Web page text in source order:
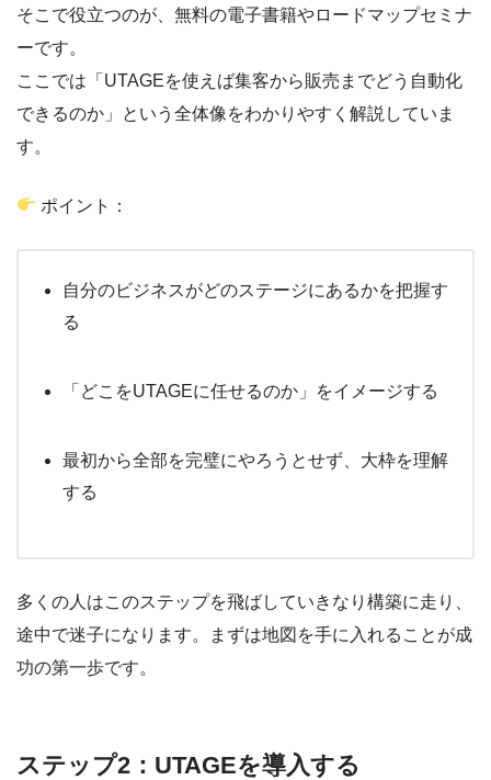
そこで役立つのが、無料の電子書籍やロードマップセミナ
ーです。
ここでは「UTAGEを使えば集客から販売までどう自動化
できるのか」という全体像をわかりやすく解説していま
す。
ポイント：
自分のビジネスがどのステージにあるかを把握す
る
「どこをUTAGEに任せるのか」をイメージする
最初から全部を完璧にやろうとせず、大枠を理解
する
多くの人はこのステップを飛ばしていきなり構築に走り、
途中で迷子になります。まずは地図を手に入れることが成
功の第一歩です。
ステップ2：UTAGEを導入する